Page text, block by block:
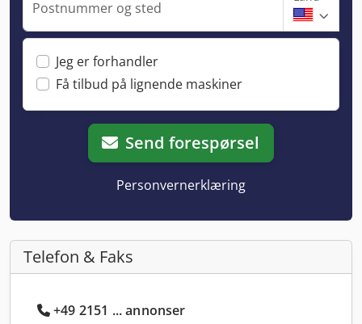
Postnummer og sted
Jeg er forhandler
Få tilbud på lignende maskiner
Send forespørsel
Personvernerklæring
Telefon & Faks
+49 2151 ... annonser